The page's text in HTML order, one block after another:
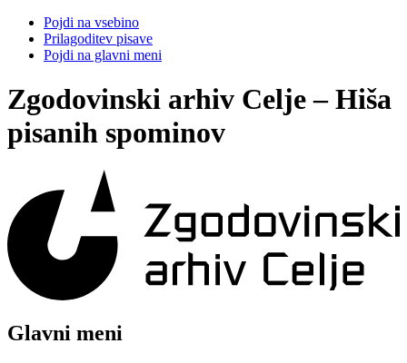
Pojdi na vsebino
Prilagoditev pisave
Pojdi na glavni meni
Zgodovinski arhiv Celje – Hiša
pisanih spominov
Glavni meni